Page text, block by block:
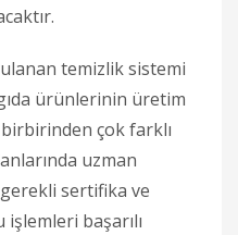
temizlik sistemi
ürünlerinin üretim
çok farklı
uzman
sertifika ve
başarılı